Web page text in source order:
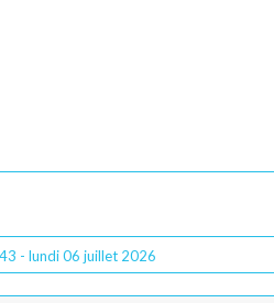
- lundi 06 juillet 2026